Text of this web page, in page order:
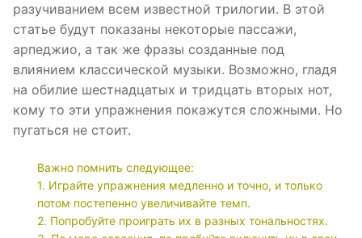
разучиванием всем известной трилогии. В этой
статье будут показаны некоторые пассажи,
арпеджио, а так же фразы созданные под
влиянием классической музыки. Возможно, гладя
на обилие шестнадцатых и тридцать вторых нот,
кому то эти упражнения покажутся сложными. Но
пугаться не стоит.
Важно помнить следующее:
1. Играйте упражнения медленно и точно, и только
потом постепенно увеличивайте темп.
2. Попробуйте проиграть их в разных тональностях.